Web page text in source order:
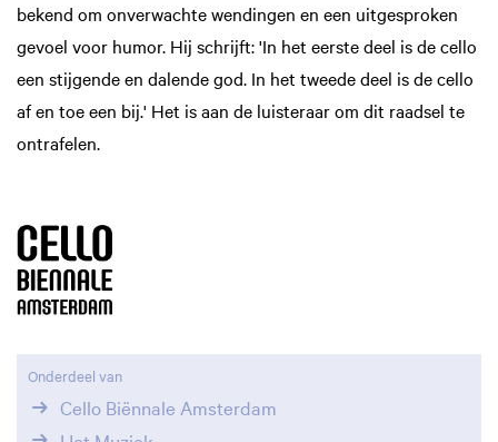
bekend om onverwachte wendingen en een uitgesproken
gevoel voor humor. Hij schrijft: 'In het eerste deel is de cello
een stijgende en dalende god. In het tweede deel is de cello
af en toe een bij.' Het is aan de luisteraar om dit raadsel te
ontrafelen.
Onderdeel van
Cello Biënnale Amsterdam